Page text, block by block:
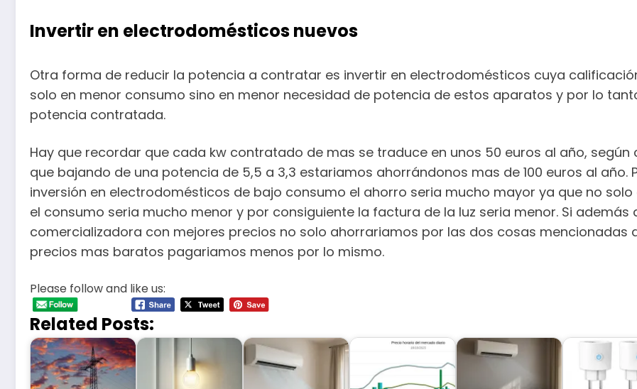
Invertir en electrodomésticos nuevos
Otra forma de reducir la potencia a contratar es invertir en electrodomésticos cuya
solo en menor consumo sino en menor necesidad de potencia de estos aparatos y por lo
potencia contratada.
Hay que recordar que cada kw contratado de mas se traduce en unos 50 euros al año,
que bajando de una potencia de 5,5 a 3,3 estariamos ahorrándonos mas de 100 euros al
inversión en electrodomésticos de bajo consumo el ahorro seria mucho mayor ya que no
el consumo seria mucho menor y por consiguiente la factura de la luz seria menor. Si
comercializadora con mejores precios no solo ahorrariamos por las dos cosas mencionadas
precios mas baratos pagariamos menos por lo mismo.
Please follow and like us:
Related Posts: